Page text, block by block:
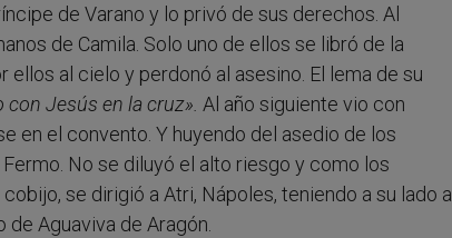
de Varano y lo privó de sus derechos. Al
de Camila. Solo uno de ellos se libró de la
al cielo y perdonó al asesino. El lema de su
con Jesús en la cruz». Al año siguiente vio con
en el convento. Y huyendo del asedio de los
No se diluyó el alto riesgo y como los
se dirigió a Atri, Nápoles, teniendo a su lado a
Aguaviva de Aragón.